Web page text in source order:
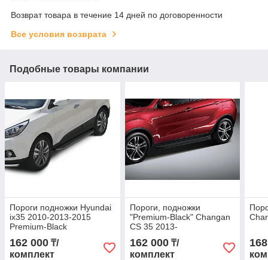
Возврат товара в течение 14 дней по договоренности
Все условия возврата
Подобные товары компании
Пороги подножки Hyundai
ix35 2010-2013-2015
Premium-Black
162 000 ₸/
комплект
Пороги, подножки
"Premium-Black" Changan
CS 35 2013-
162 000₸/
комплект